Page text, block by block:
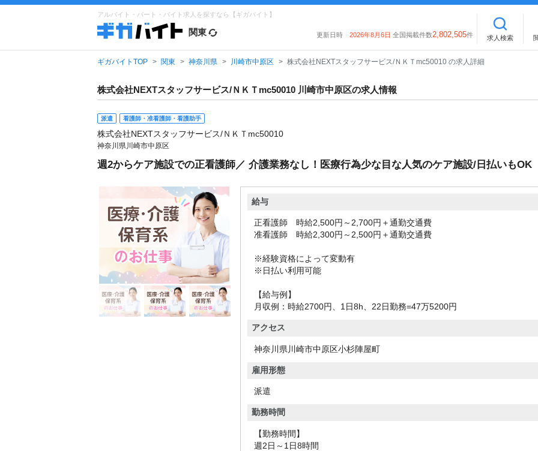
アルバイト・パート・バイト求人を探すなら【ギガバイト】
関東 更新日時 2026年8月6日 全国掲載件数2,802,505件 求人検索
ギガバイトTOP 関東 神奈川県 川崎市中原区 株式会社NEXTスタッフサービス/ＮＫＴmc50010 の求人詳細
株式会社NEXTスタッフサービス/ＮＫＴmc50010 川崎市中原区の求人情報
派遣 看護師・准看護師・看護助手
株式会社NEXTスタッフサービス/ＮＫＴmc50010
神奈川県川崎市中原区
週2からケア施設での正看護師／ 介護業務なし！医療行為少な目な人気のケア施設/日払いもOK
給与
正看護師 時給2,500円～2,700円＋通勤交通費
准看護師 時給2,300円～2,500円＋通勤交通費
※経験資格によって変動有
※日払い利用可能
【給与例】
月収例：時給2700円、1日8h、22日勤務=47万5200円
アクセス
神奈川県川崎市中原区小杉陣屋町
雇用形態
派遣
勤務時間
【勤務時間】
週2日～1日8時間